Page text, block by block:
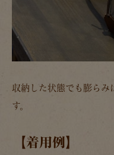
収納した状態でも膨らみ
す。
【着用例】